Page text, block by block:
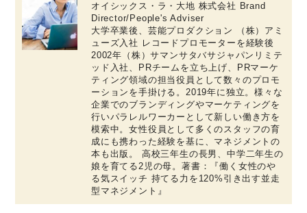
ミモザマガジンとは
オイシックス・ラ・大地 株式会社 Brand
Director/People's Adviser
大学卒業後、芸能プロダクション （株）アミ
ューズ入社 レコードプロモーターを経験後
2002年（株）サマンサタバサジャパンリミテ
ッド入社、PRチームを立ち上げ、PRマーケ
ティング領域の担当役員として数々のプロモ
ーションを手掛ける。2019年に独立。様々な
企業でのブランディングやマーケティングを
行いパラレルワーカーとして新しい働き方を
模索中。女性役員として多くのスタッフの育
成にも携わった経験を基に、マネジメントの
本も出版。 高校三年生の長男、中学二年生の
娘を育てる2児の母。著書：『働く女性のや
る気スイッチ 持てる力を120%引き出す並走
型マネジメント』